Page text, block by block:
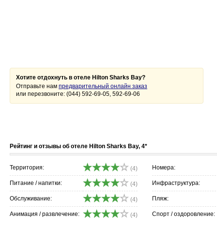
Хотите отдохнуть в отеле Hilton Sharks Bay?
Отправьте нам предварительный онлайн заказ
или перезвоните: (044) 592-69-05, 592-69-06
Рейтинг и отзывы об отеле Hilton Sharks Bay, 4*
Территория: (4) Номера:
Питание / напитки: (4) Инфраструктура:
Обслуживание: (4) Пляж:
Анимация / развлечение: (4) Спорт / оздоровление: